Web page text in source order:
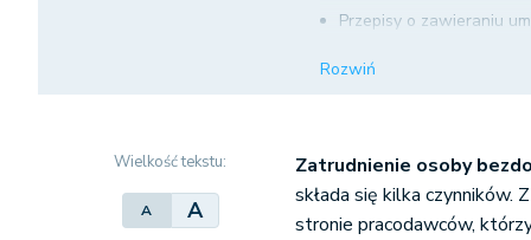
Przepisy o zawieraniu
Rozwiń
Wielkość tekstu:
A A
Zatrudnienie osoby
składa się kilka czynników.
stronie pracodawców,